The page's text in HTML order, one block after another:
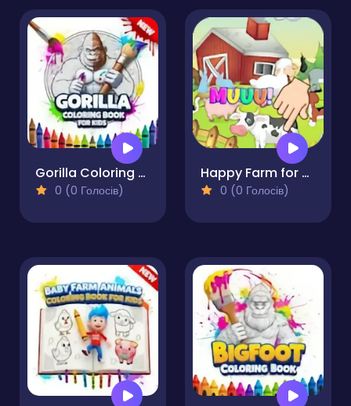
Gorilla Coloring Book for Kids
0 (0 Голосів)
Happy Farm for Kids
0 (0 Голосів)